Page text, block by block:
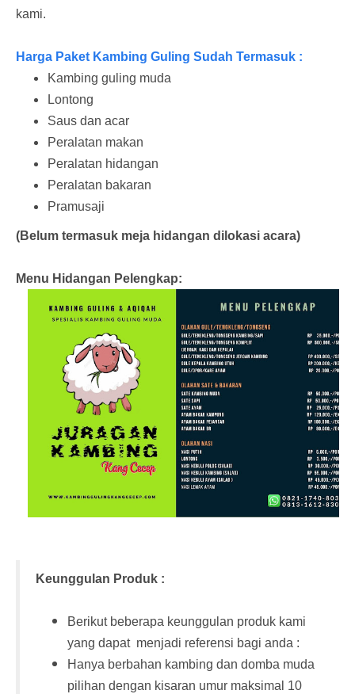
kami.
Harga Paket Kambing Guling Sudah Termasuk :
Kambing guling muda
Lontong
Saus dan acar
Peralatan makan
Peralatan hidangan
Peralatan bakaran
Pramusaji
(Belum termasuk meja hidangan dilokasi acara)
Menu Hidangan Pelengkap:
Keunggulan Produk :
Berikut beberapa keunggulan produk kami
yang dapat menjadi referensi bagi anda :
Hanya berbahan kambing dan domba muda
pilihan dengan kisaran umur maksimal 10